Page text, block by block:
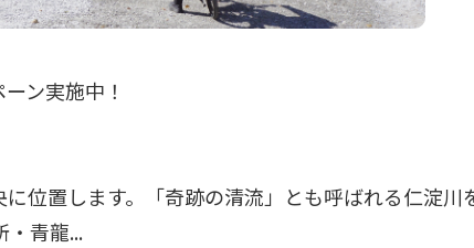
ン実施中！
位置します。「奇跡の清流」とも呼ばれる仁淀
・青龍...